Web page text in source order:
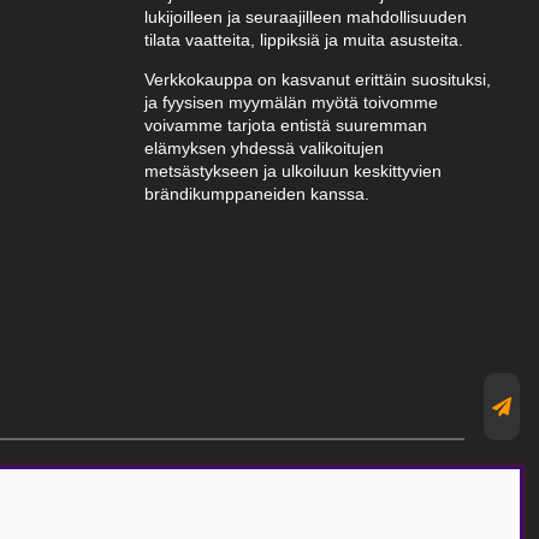
lukijoilleen ja seuraajilleen mahdollisuuden
tilata vaatteita, lippiksiä ja muita asusteita.
Verkkokauppa on kasvanut erittäin suosituksi,
ja fyysisen myymälän myötä toivomme
voivamme tarjota entistä suuremman
elämyksen yhdessä valikoitujen
metsästykseen ja ulkoiluun keskittyvien
brändikumppaneiden kanssa.